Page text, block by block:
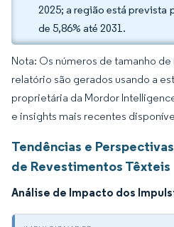
2025; a região está prevista
de 5,86% até 2031.
Nota: Os números de tamanho
relatório são gerados usando a
proprietária da Mordor
e insights mais recentes
Tendências e
de Revestimentos Têxteis
Análise de Impacto dos